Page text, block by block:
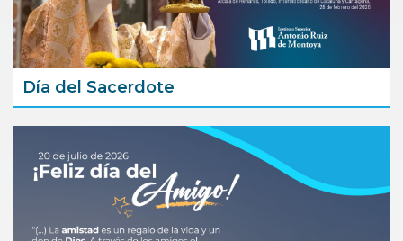
Día del Sacerdote